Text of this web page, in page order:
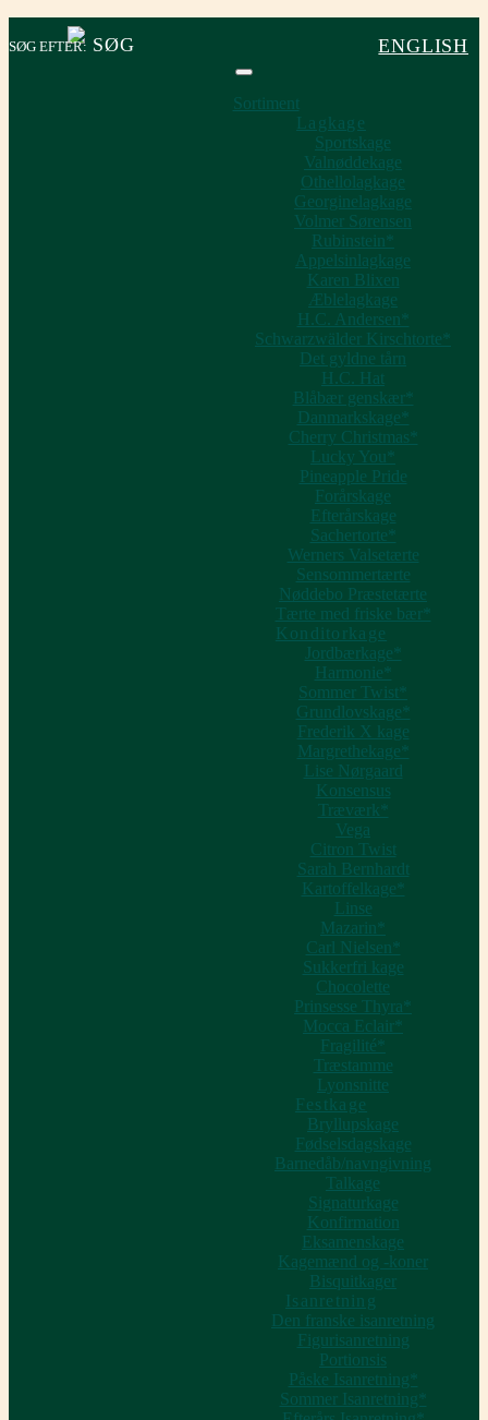
SØG EFTER: ENGLISH
Sortiment
Lagkage
Sportskage
Valnøddekage
Othellolagkage
Georginelagkage
Volmer Sørensen
Rubinstein*
Appelsinlagkage
Karen Blixen
Æblelagkage
H.C. Andersen*
Schwarzwälder Kirschtorte*
Det gyldne tårn
H.C. Hat
Blåbær genskær*
Danmarkskage*
Cherry Christmas*
Lucky You*
Pineapple Pride
Forårskage
Efterårskage
Sachertorte*
Werners Valsetærte
Sensommertærte
Nøddebo Præstetærte
Tærte med friske bær*
Konditorkage
Jordbærkage*
Harmonie*
Sommer Twist*
Grundlovskage*
Frederik X kage
Margrethekage*
Lise Nørgaard
Konsensus
Træværk*
Vega
Citron Twist
Sarah Bernhardt
Kartoffelkage*
Linse
Mazarin*
Carl Nielsen*
Sukkerfri kage
Chocolette
Prinsesse Thyra*
Mocca Eclair*
Fragilité*
Træstamme
Lyonsnitte
Festkage
Bryllupskage
Fødselsdagskage
Barnedåb/navngivning
Talkage
Signaturkage
Konfirmation
Eksamenskage
Kagemænd og -koner
Bisquitkager
Isanretning
Den franske isanretning
Figurisanretning
Portionsis
Påske Isanretning*
Sommer Isanretning*